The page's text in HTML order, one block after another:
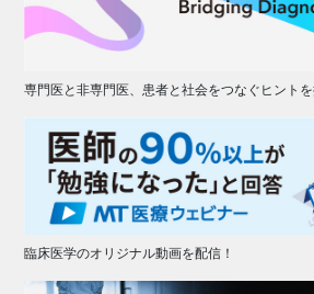
専門医と非専門医、患者と社会をつなぐヒント
臨床医学のオリジナル動画を配信！